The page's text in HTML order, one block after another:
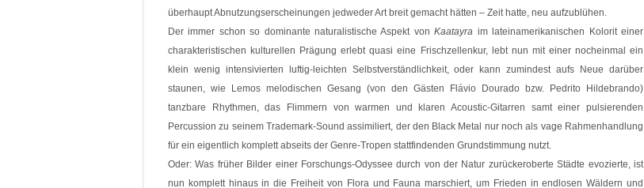
überhaupt Abnutzungserscheinungen jedweder Art breit gemacht hätten – Zeit hatte, neu aufzublühen.
Der immer schon so dominante naturalistische Aspekt vonKaatayra im lateinamerikanischen Kolorit einer
charakteristischen kulturellen Prägung erlebt quasi eine Frischzellenkur, lebt nun mit einer nocheinmal ein
klein wenig intensivierten luftig-leichten Selbstverständlichkeit, oder kann zumindest aufs Neue darüber
staunen, wie Lemos melodischen Gesang (von den Gästen Flávio Dourado bzw. Pedrito Hildebrando)
tanzbare Rhythmen, das Flimmern von warmen und klaren Acoustic-Gitarren samt einer pulsierenden
Percussion zu seinem Trademark-Sound assimiliert, der den Black Metal nur noch als vage Rahmenhandlung
für ein eigentlich komplett abseits der Genre-Tropen stattfindenden Grundstimmung nutzt.
Oder: Was früher Bilder einer Forschungs-Odyssee durch von der Natur zurückeroberte Städte evozierte, ist
nun komplett hinaus in die Freiheit von Flora und Fauna marschiert, um Frieden in endlosen Wäldern und